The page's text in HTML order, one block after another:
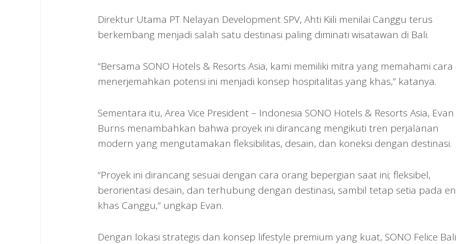
Direktur Utama PT Nelayan Development SPV, Ahti Kiili menilai Canggu terus
berkembang menjadi salah satu destinasi paling diminati wisatawan di Bali.
“Bersama SONO Hotels & Resorts Asia, kami memiliki mitra yang memahami cara
menerjemahkan potensi ini menjadi konsep hospitalitas yang khas,” katanya.
Sementara itu, Area Vice President – Indonesia SONO Hotels & Resorts Asia, Evan
Burns menambahkan bahwa proyek ini dirancang mengikuti tren perjalanan
modern yang mengutamakan fleksibilitas, desain, dan koneksi dengan destinasi.
“Proyek ini dirancang sesuai dengan cara orang bepergian saat ini; fleksibel,
berorientasi desain, dan terhubung dengan destinasi, sambil tetap setia pada
khas Canggu,” ungkap Evan.
Dengan lokasi strategis dan konsep lifestyle premium yang kuat, SONO Felice Bali